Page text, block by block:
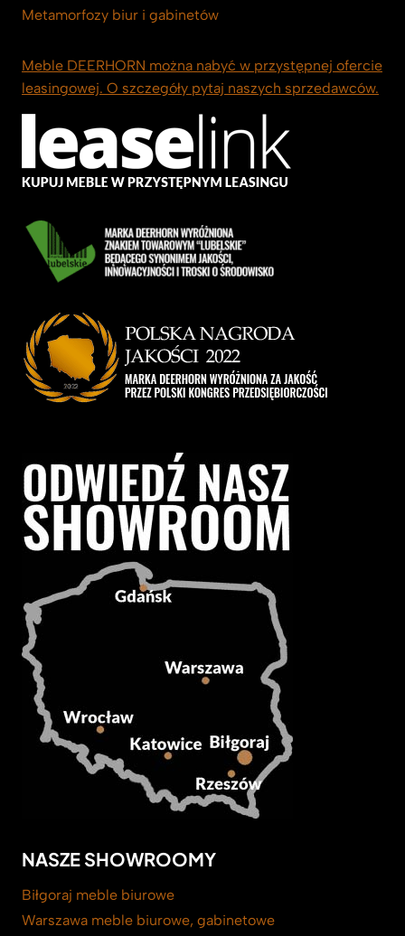
Metamorfozy biur i gabinetów
Meble DEERHORN można nabyć w przystępnej ofercie
leasingowej. O szczegóły pytaj naszych sprzedawców.
NASZE SHOWROOMY
Biłgoraj meble biurowe
Warszawa meble biurowe, gabinetowe